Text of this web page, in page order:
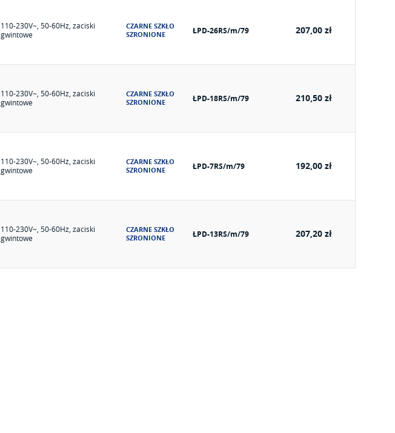
110-230V~, 50-60Hz, zaciski
gwintowe
CZARNE SZKŁO
SZRONIONE
ŁPD-26RS/m/79 207,00 zł
110-230V~, 50-60Hz, zaciski
gwintowe
CZARNE SZKŁO
SZRONIONE
ŁPD-18RS/m/79 210,50 zł
110-230V~, 50-60Hz, zaciski
gwintowe
CZARNE SZKŁO
SZRONIONE
ŁPD-7RS/m/79 192,00 zł
110-230V~, 50-60Hz, zaciski
gwintowe
CZARNE SZKŁO
SZRONIONE
ŁPD-13RS/m/79 207,20 zł